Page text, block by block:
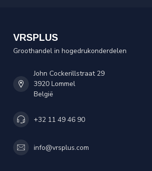
VRSPLUS
Groothandel in hogedrukonderdelen
John Cockerillstraat 29
3920 Lommel
België
+32 11 49 46 90
info@vrsplus.com